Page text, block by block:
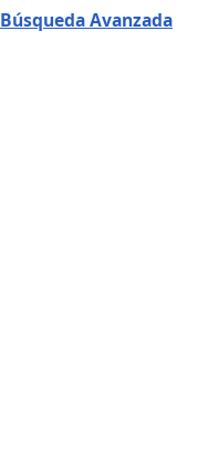
Búsqueda Avanzada